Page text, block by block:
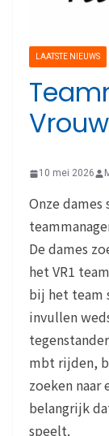
LAATSTE NIEUWS
10 mei 2026
Onze dames
De dames
het VR1
bij het team
invullen
mbt rijden,
zoeken naar
belangrijk
speelt.